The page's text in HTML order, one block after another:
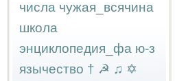
числа чужая_всячина
школа
энциклопедия_фа ю-з
язычество † ☭ ♫ ✡